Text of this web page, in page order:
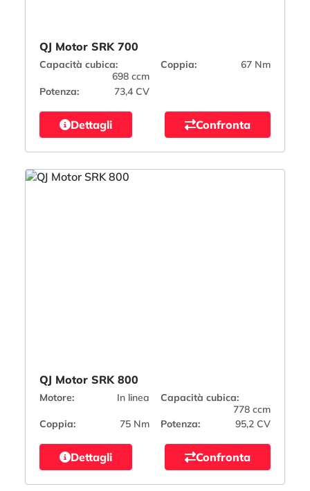
QJ Motor SRK 700
Capacità cubica:
698 ccm
Coppia: 67 Nm
Potenza: 73,4 CV
Dettagli Confronta
QJ Motor SRK 800
Motore: In linea
Capacità cubica:
778 ccm
Coppia:
75 Nm Potenza: 95,2 CV
Dettagli Confronta